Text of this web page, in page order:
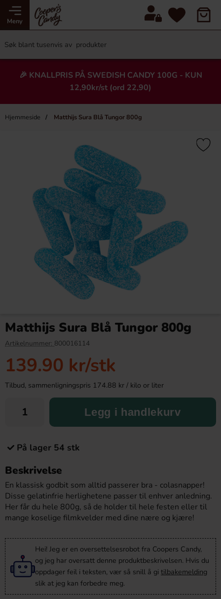
Meny
🎉 KNALLPRIS PÅ SWEDISH CANDY 100G - KUN
12,90kr/st (ord 22,90)
Hjemmeside Matthijs Sura Blå Tungor 800g
Heading
×
Raspberry Tongue Painter 3kg
649.90 kr
Köp
-77%
Pancakes Duo 150g(BF:2026-
05-28)
42.90 kr 10.01 kr
Matthijs Sura Blå Tungor 800g
Artikelnummer: 800016114
139.90 kr/stk
Tilbud, sammenligningspris 174.88 kr / kilo or liter
Legg i handlekurv
På lager 54 stk
Beskrivelse
En klassisk godbit som alltid passerer bra - colasnapper!
Disse gelatinfrie herlighetene passer til enhver anledning.
Her får du hele 800g, så de holder til hele festen eller til
mange koselige filmkvelder med dine nære og kjære!
Hei! Jeg er en oversettelsesrobot fra Coopers Candy,
og jeg har oversatt denne produktbeskrivelsen. Hvis du
oppdager feil i teksten, vær så snill å gi tilbakemelding
slik at jeg kan forbedre meg.